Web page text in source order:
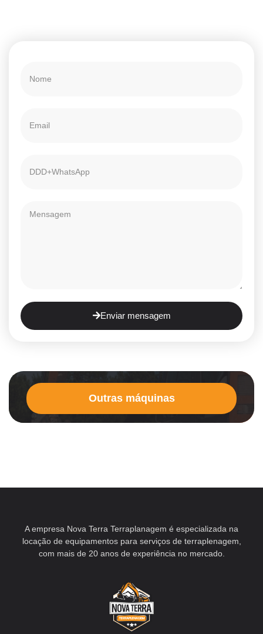
Enviar mensagem
Outras máquinas
A empresa Nova Terra Terraplanagem é especializada na
locação de equipamentos para serviços de terraplenagem,
com mais de 20 anos de experiência no mercado.